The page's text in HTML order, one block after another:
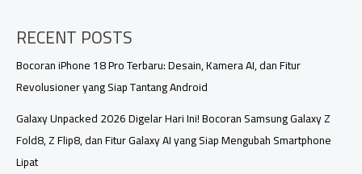
Mei
2026:
Jadwal,
Cara
Cek
Penerima
RECENT POSTS
Bocoran iPhone 18 Pro Terbaru: Desain, Kamera AI, dan Fitur
Revolusioner yang Siap Tantang Android
Galaxy Unpacked 2026 Digelar Hari Ini! Bocoran Samsung Galaxy Z
Fold8, Z Flip8, dan Fitur Galaxy AI yang Siap Mengubah Smartphone
Lipat